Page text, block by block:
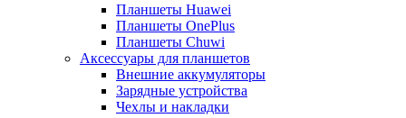
Планшеты Huawei
Планшеты OnePlus
Планшеты Chuwi
Аксессуары для планшетов
Внешние аккумуляторы
Зарядные устройства
Чехлы и накладки